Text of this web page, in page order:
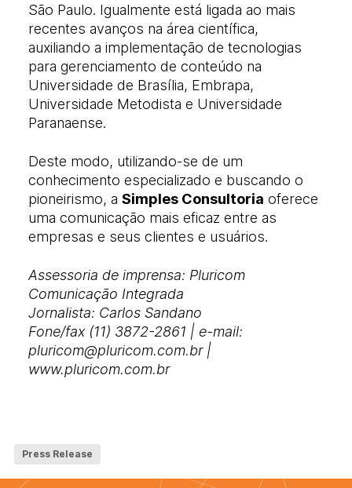
São Paulo. Igualmente está ligada ao mais
recentes avanços na área científica,
auxiliando a implementação de tecnologias
para gerenciamento de conteúdo na
Universidade de Brasília, Embrapa,
Universidade Metodista e Universidade
Paranaense.
Deste modo, utilizando-se de um
conhecimento especializado e buscando o
pioneirismo, a Simples Consultoria oferece
uma comunicação mais eficaz entre as
empresas e seus clientes e usuários.
Assessoria de imprensa: Pluricom
Comunicação Integrada
Jornalista: Carlos Sandano
Fone/fax (11) 3872-2861 | e-mail:
pluricom@pluricom.com.br |
www.pluricom.com.br
Press Release